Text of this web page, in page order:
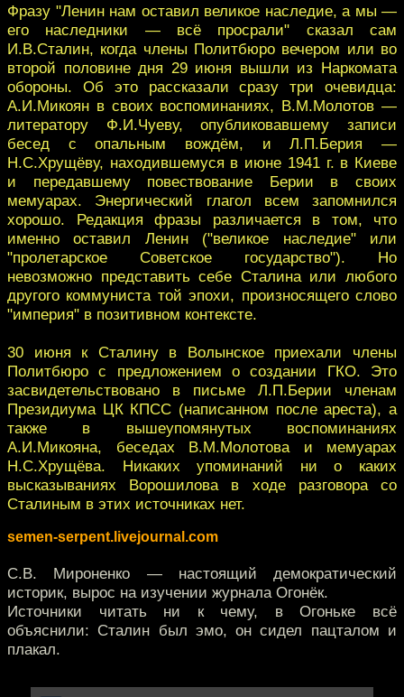
Фразу "Ленин нам оставил великое наследие, а мы —
его наследники — всё просрали" сказал сам
И.В.Сталин, когда члены Политбюро вечером или во
второй половине дня 29 июня вышли из Наркомата
обороны. Об это рассказали сразу три очевидца:
А.И.Микоян в своих воспоминаниях, В.М.Молотов —
литератору Ф.И.Чуеву, опубликовавшему записи
бесед с опальным вождём, и Л.П.Берия —
Н.С.Хрущёву, находившемуся в июне 1941 г. в Киеве
и передавшему повествование Берии в своих
мемуарах. Энергический глагол всем запомнился
хорошо. Редакция фразы различается в том, что
именно оставил Ленин ("великое наследие" или
"пролетарское Советское государство"). Но
невозможно представить себе Сталина или любого
другого коммуниста той эпохи, произносящего слово
"империя" в позитивном контексте.
30 июня к Сталину в Волынское приехали члены
Политбюро с предложением о создании ГКО. Это
засвидетельствовано в письме Л.П.Берии членам
Президиума ЦК КПСС (написанном после ареста), а
также в вышеупомянутых воспоминаниях
А.И.Микояна, беседах В.М.Молотова и мемуарах
Н.С.Хрущёва. Никаких упоминаний ни о каких
высказываниях Ворошилова в ходе разговора со
Сталиным в этих источниках нет.
semen-serpent.livejournal.com
С.В. Мироненко — настоящий демократический
историк, вырос на изучении журнала Огонёк.
Источники читать ни к чему, в Огоньке всё
объяснили: Сталин был эмо, он сидел пацталом и
плакал.